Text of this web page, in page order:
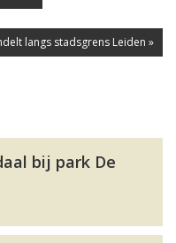
langs stadsgrens Leiden »
bij park De